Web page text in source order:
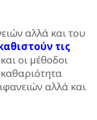
αλλά και του
τις
οι μέθοδοι
αλλά και